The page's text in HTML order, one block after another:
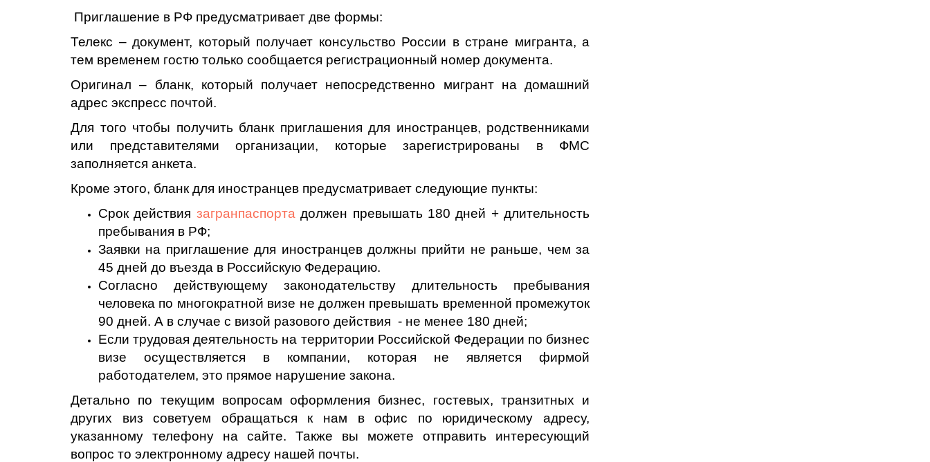
Приглашение в РФ предусматривает две формы:
Телекс – документ, который получает консульство России в стране мигранта, а
тем временем гостю только сообщается регистрационный номер документа.
Оригинал – бланк, который получает непосредственно мигрант на домашний
адрес экспресс почтой.
Для того чтобы получить бланк приглашения для иностранцев, родственниками
или представителями организации, которые зарегистрированы в ФМС
заполняется анкета.
Кроме этого, бланк для иностранцев предусматривает следующие пункты:
Срок действия загранпаспорта должен превышать 180 дней + длительность
пребывания в РФ;
Заявки на приглашение для иностранцев должны прийти не раньше, чем за
45 дней до въезда в Российскую Федерацию.
Согласно действующему законодательству длительность пребывания
человека по многократной визе не должен превышать временной промежуток
90 дней. А в случае с визой разового действия - не менее 180 дней;
Если трудовая деятельность на территории Российской Федерации по бизнес
визе осуществляется в компании, которая не является фирмой
работодателем, это прямое нарушение закона.
Детально по текущим вопросам оформления бизнес, гостевых, транзитных и
других виз советуем обращаться к нам в офис по юридическому адресу,
указанному телефону на сайте. Также вы можете отправить интересующий
вопрос то электронному адресу нашей почты.